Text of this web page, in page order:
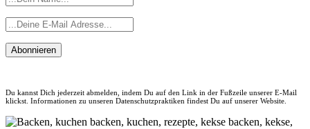
Abonnieren
Du kannst Dich jederzeit abmelden, indem Du auf den Link in der Fußzeile unserer E-Mail
klickst. Informationen zu unseren Datenschutzpraktiken findest Du auf unserer Website.